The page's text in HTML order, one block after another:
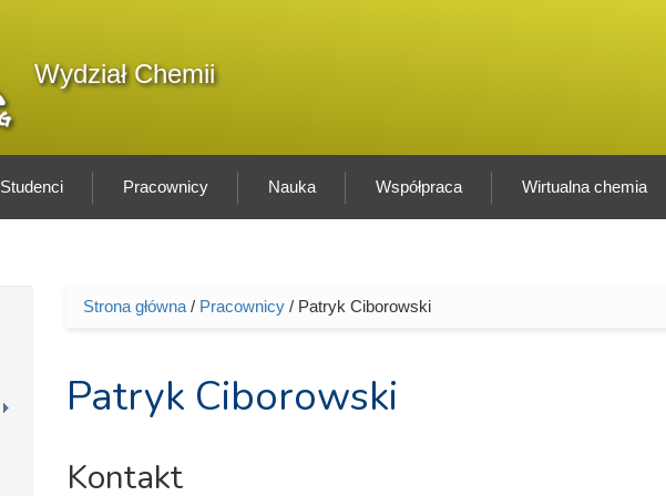
Wydział Chemii
Studenci Pracownicy Nauka Współpraca Wirtualna chemia
Jesteś tutaj
Strona główna/ Pracownicy/ Patryk Ciborowski
Patryk Ciborowski
Kontakt